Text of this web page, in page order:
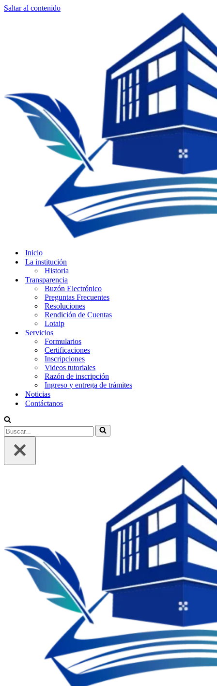
Saltar al contenido
Inicio
La institución
Historia
Transparencia
Buzón Electrónico
Preguntas Frecuentes
Resoluciones
Rendición de Cuentas
Lotaip
Servicios
Formularios
Certificaciones
Inscripciones
Videos tutoriales
Razón de inscripción
Ingreso y entrega de trámites
Noticias
Contáctanos
Buscar...